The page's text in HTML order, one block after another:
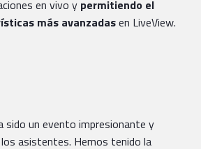
en vivo y permitiendo el
más avanzadasen LiveView.
sido un evento impresionante y
asistentes. Hemos tenido la